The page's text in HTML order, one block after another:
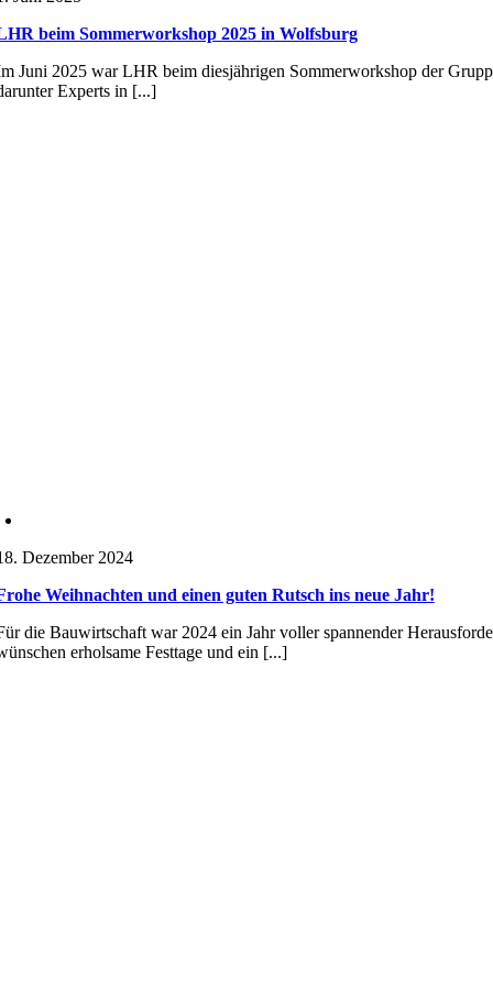
beim Sommerworkshop 2025 in Wolfsburg
Juni 2025 war LHR beim diesjährigen Sommerworkshop der
Experts in [...]
Dezember 2024
Weihnachten und einen guten Rutsch ins neue Jahr!
die Bauwirtschaft war 2024 ein Jahr voller spannender
erholsame Festtage und ein [...]